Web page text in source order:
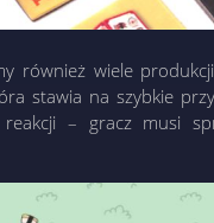
również wiele
stawia na szybkie
– gracz musi